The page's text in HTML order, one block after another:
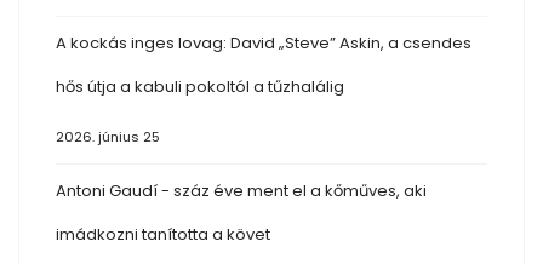
A kockás inges lovag: David „Steve” Askin, a csendes
hős útja a kabuli pokoltól a tűzhalálig
2026. június 25
Antoni Gaudí - száz éve ment el a kőműves, aki
imádkozni tanította a követ